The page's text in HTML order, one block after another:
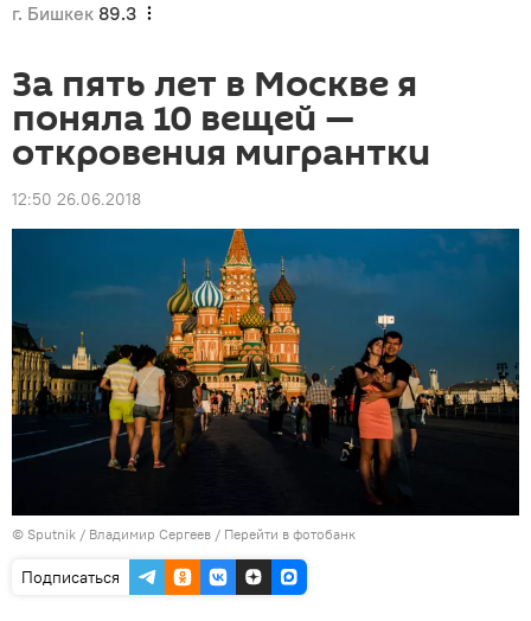
г. Бишкек 89.3
За пять лет в Москве я
поняла 10 вещей —
откровения мигрантки
12:50 26.06.2018
© Sputnik / Владимир Сергеев / Перейти в фотобанк
Подписаться